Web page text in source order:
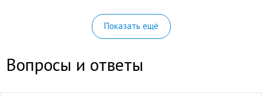
Показать ещё
Вопросы и ответы